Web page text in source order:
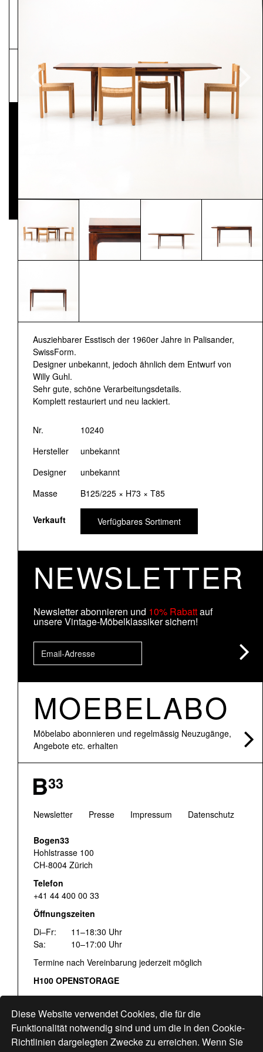
Diese Website verwendet Cookies, die für die
Funktionalität notwendig sind und um die in den Cookie-
Richtlinien dargelegten Zwecke zu erreichen. Wenn Sie
Ausziehbarer Esstisch der 1960er Jahre in Palisander,
SwissForm.
Designer unbekannt, jedoch ähnlich dem Entwurf von
Willy Guhl.
Sehr gute, schöne Verarbeitungsdetails.
Komplett restauriert und neu lackiert.
Nr.
10240
Hersteller
unbekannt
Designer
unbekannt
Masse
B125/225 × H73 × T85
Verkauft Verfügbares Sortiment
NEWSLETTER
Newsletter abonnieren und 10% Rabattauf
unsere Vintage-Möbelklassiker sichern!
MOEBELABO
Möbelabo abonnieren und regelmässig Neuzugänge,
Angebote etc. erhalten
Newsletter Presse Impressum Datenschutz
Bogen33
Hohlstrasse 100
CH-8004 Zürich
Telefon
+41 44 400 00 33
Öffnungszeiten
Di–Fr:
11–18:30 Uhr
Sa:
10–17:00 Uhr
Termine nach Vereinbarung jederzeit möglich
H100 OPENSTORAGE
Fr:
16:00–18:30 Uhr
Sa: 12:00–17:00 Uhr
Hohlstrasse 122
www.bogen33.ch
Pressematerial